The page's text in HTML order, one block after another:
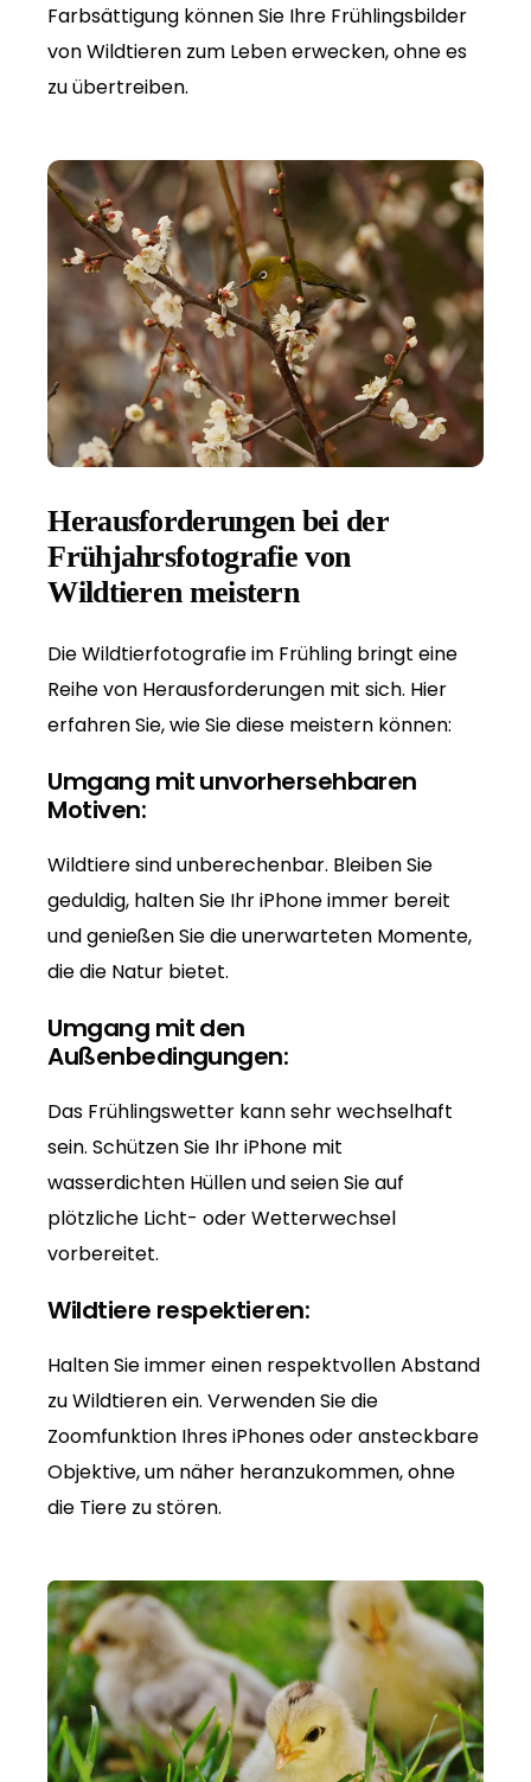
Farbsättigung können Sie Ihre Frühlingsbilder
von Wildtieren zum Leben erwecken, ohne es
zu übertreiben.
Herausforderungen bei der
Frühjahrsfotografie von
Wildtieren meistern
Die Wildtierfotografie im Frühling bringt eine
Reihe von Herausforderungen mit sich. Hier
erfahren Sie, wie Sie diese meistern können:
Umgang mit unvorhersehbaren
Motiven:
Wildtiere sind unberechenbar. Bleiben Sie
geduldig, halten Sie Ihr iPhone immer bereit
und genießen Sie die unerwarteten Momente,
die die Natur bietet.
Umgang mit den
Außenbedingungen:
Das Frühlingswetter kann sehr wechselhaft
sein. Schützen Sie Ihr iPhone mit
wasserdichten Hüllen und seien Sie auf
plötzliche Licht- oder Wetterwechsel
vorbereitet.
Wildtiere respektieren:
Halten Sie immer einen respektvollen Abstand
zu Wildtieren ein. Verwenden Sie die
Zoomfunktion Ihres iPhones oder ansteckbare
Objektive, um näher heranzukommen, ohne
die Tiere zu stören.